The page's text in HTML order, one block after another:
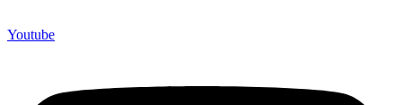
Youtube